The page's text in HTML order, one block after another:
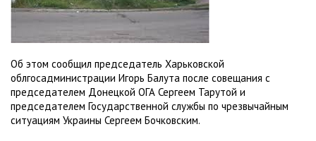
Об этом сообщил председатель Харьковской
облгосадминистрации Игорь Балута после совещания с
председателем Донецкой ОГА Сергеем Тарутой и
председателем Государственной службы по чрезвычайным
ситуациям Украины Сергеем Бочковским.